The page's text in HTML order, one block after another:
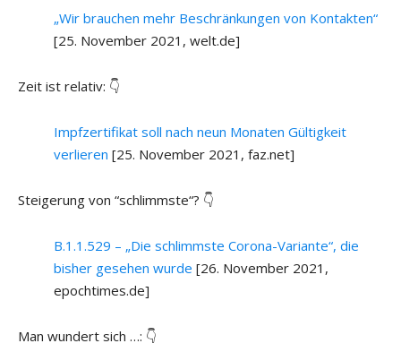
„Wir brauchen mehr Beschränkungen von Kontakten“
[25. November 2021, welt.de]
Zeit ist relativ: 👇
Impfzertifikat soll nach neun Monaten Gültigkeit
verlieren [25. November 2021, faz.net]
Steigerung von “schlimmste“? 👇
B.1.1.529 – „Die schlimmste Corona-Variante“, die
bisher gesehen wurde [26. November 2021,
epochtimes.de]
Man wundert sich …: 👇